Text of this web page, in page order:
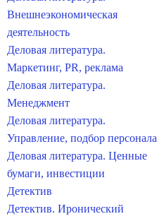
Внешнеэкономическая
деятельность
Деловая литература.
Маркетинг, PR, реклама
Деловая литература.
Менеджмент
Деловая литература.
Управление, подбор персонала
Деловая литература. Ценные
бумаги, инвестиции
Детектив
Детектив. Иронический